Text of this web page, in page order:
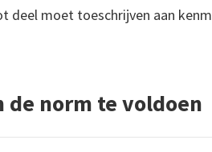
deel moet toeschrijven aan
de norm te voldoen